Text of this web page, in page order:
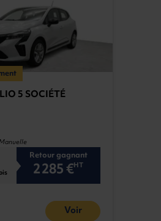
5 SOCIÉTÉ
Retour gagnant
2 285 €HT
Voir